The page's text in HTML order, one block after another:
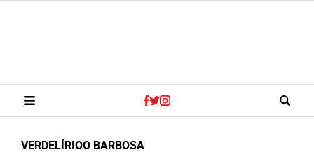
VERDELÍRIOO BARBOSA